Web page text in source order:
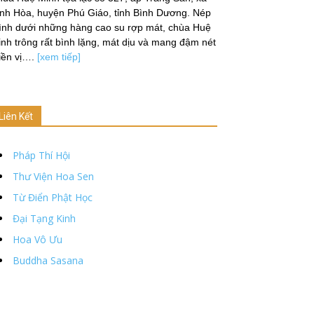
Hòa, huyện Phú Giáo, tỉnh Bình Dương. Nép
dưới những hàng cao su rợp mát, chùa Huệ
trông rất bình lặng, mát dịu và mang đậm nét
vị…. [xem tiếp]
Liên Kết
Pháp Thí Hội
Thư Viện Hoa Sen
Từ Điển Phật Học
Đại Tạng Kinh
Hoa Vô Ưu
Buddha Sasana